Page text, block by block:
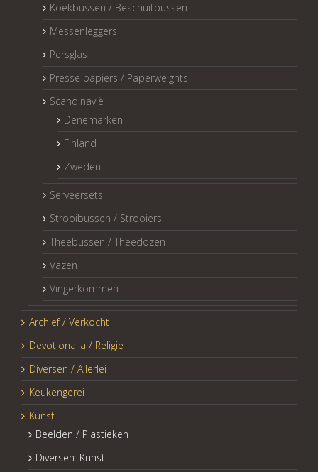
Koekbussen / Beschuitbussen
Messenleggers
Persglas
Presse papiers / Paperweights
Scandinavië
Denemarken
Finland
Zweden
Serveersets
Strooibussen / Strooiers
Theebussen / Theedozen
Vazen
Vingerkommen
Archief / Verkocht
Devotionalia / Religie
Diversen / Allerlei
Keukengerei
Kunst
Beelden / Plastieken
Diversen: Kunst